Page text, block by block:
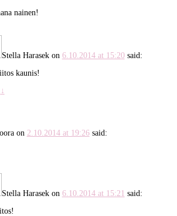
nainen!
Stella Harasekon 6.10.2014 at 15:20 said:
kaunis!
↓
on 2.10.2014 at 19:26 said:
Stella Harasekon 6.10.2014 at 15:21 said: